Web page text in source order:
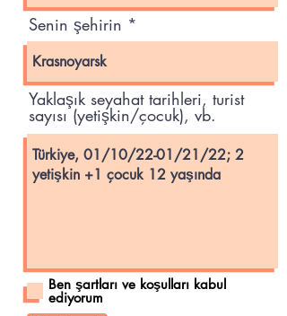
Senin şehirin
Yaklaşık seyahat tarihleri, turist
sayısı (yetişkin/çocuk), vb.
Ben şartları ve koşulları kabul
ediyorum